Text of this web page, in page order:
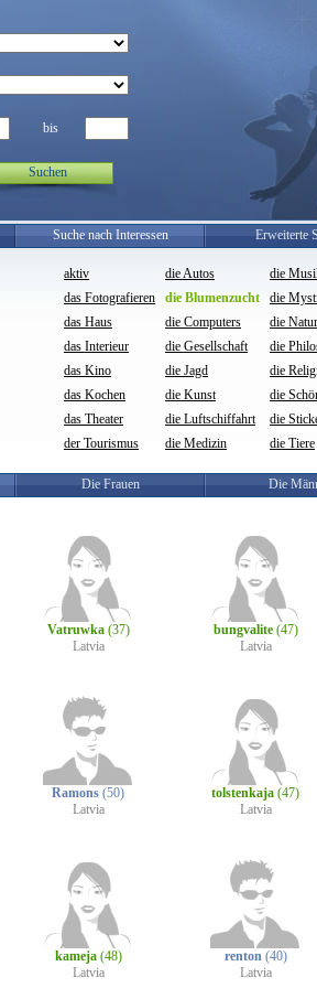
bis
Suchen
Suche nach Interessen Erweiterte
aktiv
das Fotografieren
das Haus
das Interieur
das Kino
das Kochen
das Theater
der Tourismus
die Autos
die Blumenzucht
die Computers
die Gesellschaft
die Jagd
die Kunst
die Luftschiffahrt
die Medizin
die
die
die Natur
die
die
die
die
die Tiere
Die Frauen Die
Vatruwka(37)
Latvia
bungvalite(47)
Latvia
Ramons (50)
Latvia
tolstenkaja (47)
Latvia
kameja(48)
Latvia
renton(40)
Latvia